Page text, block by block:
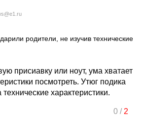
родители, не изучив технические
присиавку или ноут, ума хватает
посмотреть. Утюг подика
характеристики.
0/ 2